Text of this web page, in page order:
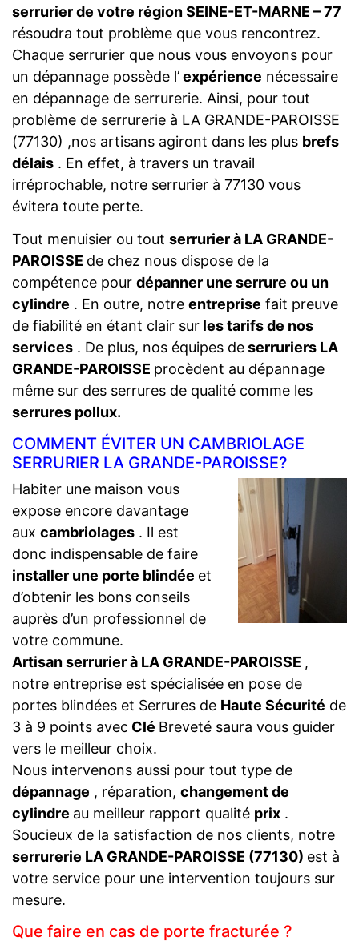
serrurier de votre région SEINE-ET-MARNE – 77
résoudra tout problème que vous rencontrez.
Chaque serrurier que nous vous envoyons pour
un dépannage possède l’expérience nécessaire
en dépannage de serrurerie. Ainsi, pour tout
problème de serrurerie à LA GRANDE-PAROISSE
(77130) ,nos artisans agiront dans les plus brefs
délais . En effet, à travers un travail
irréprochable, notre serrurier à 77130 vous
évitera toute perte.
Tout menuisier ou tout serrurier à LA GRANDE-
PAROISSE de chez nous dispose de la
compétence pour dépanner une serrure ou un
cylindre . En outre, notre entreprise fait preuve
de fiabilité en étant clair sur les tarifs de nos
services . De plus, nos équipes deserruriers LA
GRANDE-PAROISSE procèdent au dépannage
même sur des serrures de qualité comme les
serrures pollux.
COMMENT ÉVITER UN CAMBRIOLAGE
SERRURIER LA GRANDE-PAROISSE?
Habiter une maison vous
expose encore davantage
aux cambriolages . Il est
donc indispensable de faire
installer une porte blindée et
d’obtenir les bons conseils
auprès d’un professionnel de
votre commune.
Artisan serrurier à LA GRANDE-PAROISSE ,
notre entreprise est spécialisée en pose de
portes blindées et Serrures de Haute Sécurité de
3 à 9 points avec Clé Breveté saura vous guider
vers le meilleur choix.
Nous intervenons aussi pour tout type de
dépannage , réparation, changement de
cylindre au meilleur rapport qualité prix .
Soucieux de la satisfaction de nos clients, notre
serrurerie LA GRANDE-PAROISSE (77130) est à
votre service pour une intervention toujours sur
mesure.
Que faire en cas de porte fracturée ?